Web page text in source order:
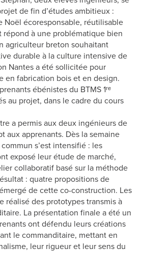
de fin d’études ambitieux :
Noël écoresponsable, réutilisable
à une problématique bien
agriculteur breton souhaitant
durable à la culture intensive de
Nantes a été sollicitée pour
en fabrication bois et en design.
ébénistes du BTMS 1ʳᵉ
au projet, dans le cadre du cours
a permis aux deux ingénieurs de
aux apprenants. Dès la semaine
s’est intensifié : les
exposé leur étude de marché,
collaboratif basé sur la méthode
: quatre propositions de
de cette co-construction. Les
réalisé des prototypes transmis à
La présentation finale a été un
ont défendu leurs créations
le commanditaire, mettant en
leur rigueur et leur sens du